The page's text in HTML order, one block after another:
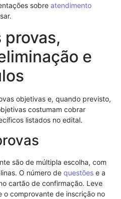
sobre atendimento
provas,
e
objetivas e, quando previsto,
costumam cobrar
listados no edital.
são de múltipla escolha, com
O número de questões e a
cartão de confirmação. Leve
o comprovante de inscrição no